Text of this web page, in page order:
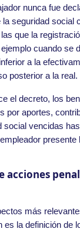
nunca fue
seguridad social
que la
cuando se
a la
posterior a la real.
el decreto, los
por aportes,
social vencidas
presente
acciones
más
es la definición de